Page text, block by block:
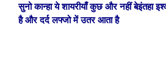
सुनो कान्हा ये शायरीयाँ कुछ और नहीं बेइंतहा
है और दर्द लफ्जो में उतर आता है